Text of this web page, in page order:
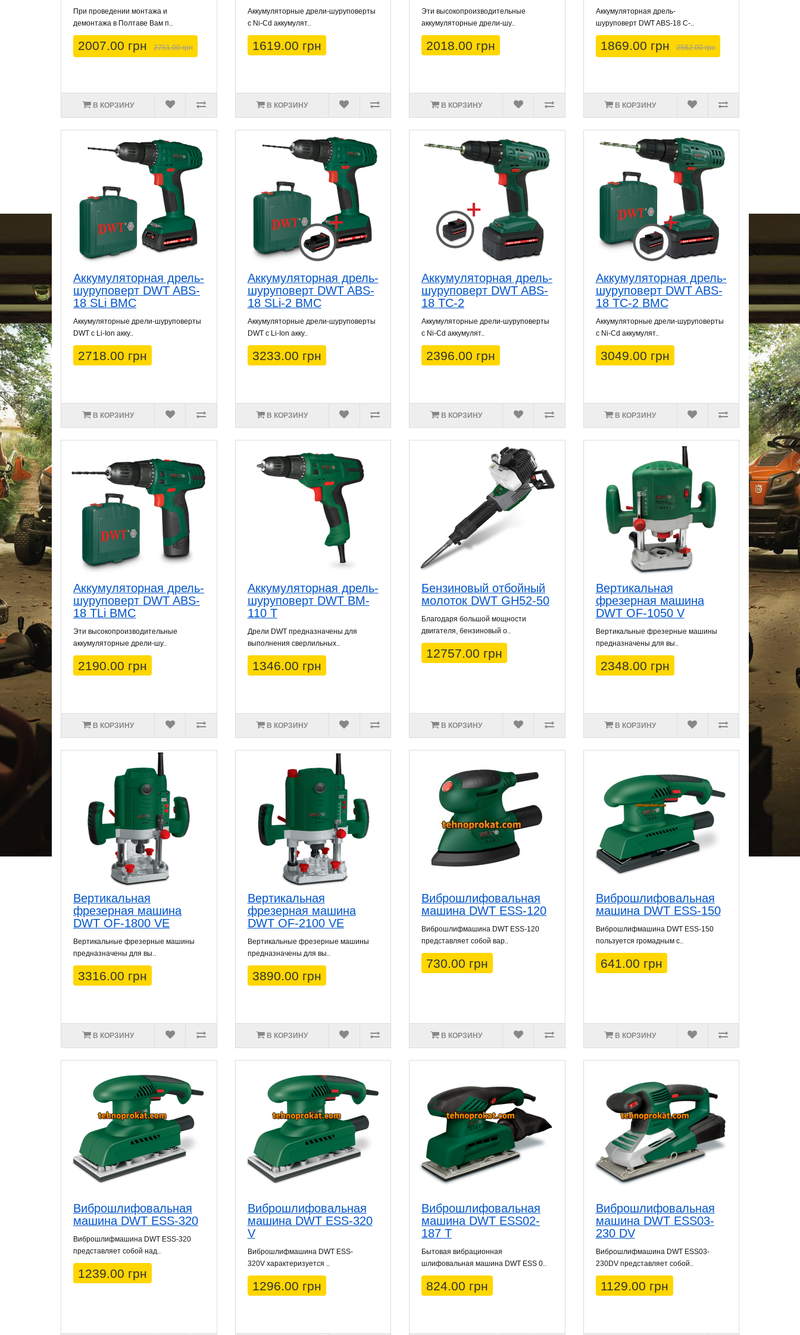
При проведении монтажа и
демонтажа в Полтаве Вам п..
2007.00 грн 2751.00 грн
В КОРЗИНУ
Аккумуляторные дрели-шуруповерты
с Ni-Cd аккумулят..
1619.00 грн
В КОРЗИНУ
Эти высокопроизводительные
аккумуляторные дрели-шу..
2018.00 грн
В КОРЗИНУ
Аккумуляторная дрель-
шуруповерт DWT ABS-18 C-..
1869.00 грн 2562.00 грн
В КОРЗИНУ
Аккумуляторная дрель-
шуруповерт DWT ABS-
18 SLi BMC
Аккумуляторные дрели-шуруповерты
DWT с Li-Ion акку..
2718.00 грн
В КОРЗИНУ
Аккумуляторная дрель-
шуруповерт DWT ABS-
18 SLi-2 BMC
Аккумуляторные дрели-шуруповерты
DWT с Li-Ion акку..
3233.00 грн
В КОРЗИНУ
Аккумуляторная дрель-
шуруповерт DWT ABS-
18 TC-2
Аккумуляторные дрели-шуруповерты
с Ni-Cd аккумулят..
2396.00 грн
В КОРЗИНУ
Аккумуляторная дрель-
шуруповерт DWT ABS-
18 TC-2 BMC
Аккумуляторные дрели-шуруповерты
с Ni-Cd аккумулят..
3049.00 грн
В КОРЗИНУ
Аккумуляторная дрель-
шуруповерт DWT ABS-
18 TLi BMC
Эти высокопроизводительные
аккумуляторные дрели-шу..
2190.00 грн
В КОРЗИНУ
Аккумуляторная дрель-
шуруповерт DWT BM-
110 T
Дрели DWT предназначены для
выполнения сверлильных..
1346.00 грн
В КОРЗИНУ
Бензиновый отбойный
молоток DWT GH52-50
Благодаря большой мощности
двигателя, бензиновый о..
12757.00 грн
В КОРЗИНУ
Вертикальная
фрезерная машина
DWT OF-1050 V
Вертикальные фрезерные машины
предназначены для вы..
2348.00 грн
В КОРЗИНУ
Вертикальная
фрезерная машина
DWT OF-1800 VE
Вертикальные фрезерные машины
предназначены для вы..
3316.00 грн
В КОРЗИНУ
Вертикальная
фрезерная машина
DWT OF-2100 VE
Вертикальные фрезерные машины
предназначены для вы..
3890.00 грн
В КОРЗИНУ
Виброшлифовальная
машина DWT ESS-120
Виброшлифмашина DWT ESS-120
представляет собой вар..
730.00 грн
В КОРЗИНУ
Виброшлифовальная
машина DWT ESS-150
Виброшлифмашина DWT ESS-150
пользуется громадным с..
641.00 грн
В КОРЗИНУ
Виброшлифовальная
машина DWT ESS-320
Виброшлифмашина DWT ESS-320
представляет собой над..
1239.00 грн
Виброшлифовальная
машина DWT ESS-320
V
Виброшлифмашина DWT ESS-
320V характеризуется ..
1296.00 грн
Виброшлифовальная
машина DWT ESS02-
187 T
Бытовая вибрационная
шлифовальная машина DWT ESS 0..
824.00 грн
Виброшлифовальная
машина DWT ESS03-
230 DV
Виброшлифмашина DWT ESS03-
230DV представляет собой..
1129.00 грн